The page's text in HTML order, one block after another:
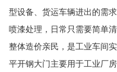
型设备、货运车辆进出的需
喷漆处理，日常只需要简单
整体造价亲民，是工业车间实
平开钢大门主要用于工业厂